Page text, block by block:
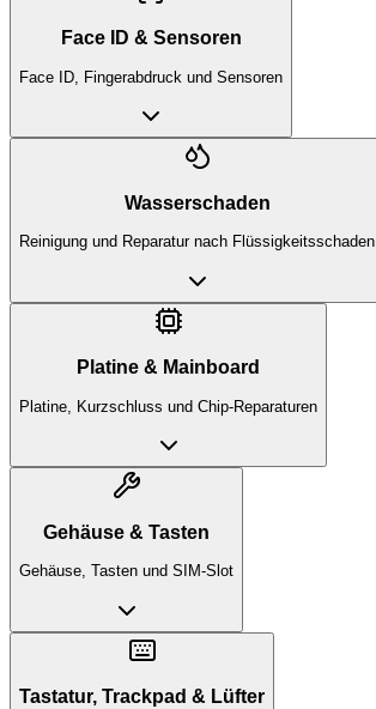
Face ID & Sensoren
Face ID, Fingerabdruck und Sensoren
Wasserschaden
Reinigung und Reparatur nach Flüssigkeitsschaden
Platine & Mainboard
Platine, Kurzschluss und Chip-Reparaturen
Gehäuse & Tasten
Gehäuse, Tasten und SIM-Slot
Tastatur, Trackpad & Lüfter